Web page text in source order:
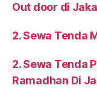
Out door di
2. Sewa Tenda
2. Sewa Tenda
Ramadhan Di